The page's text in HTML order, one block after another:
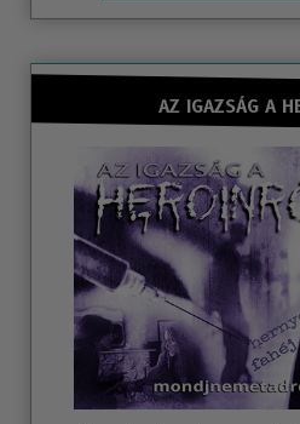
AZ IGAZSÁG A